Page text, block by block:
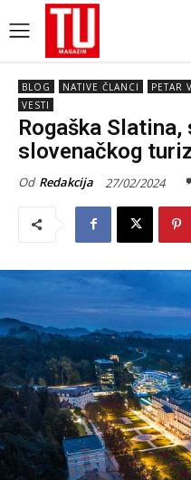
BLOG NATIVE ČLANCI PETAR
VESTI
Rogaška
slovenačkog
Od Redakcija 27/02/2024